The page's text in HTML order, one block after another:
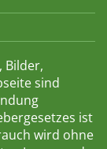
Bilder,
sind
ist
wird ohne